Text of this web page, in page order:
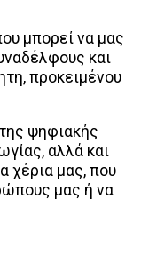
μπορεί να μας
και
προκειμένου
ψηφιακής
αλλά και
χέρια μας, που
μας ή να